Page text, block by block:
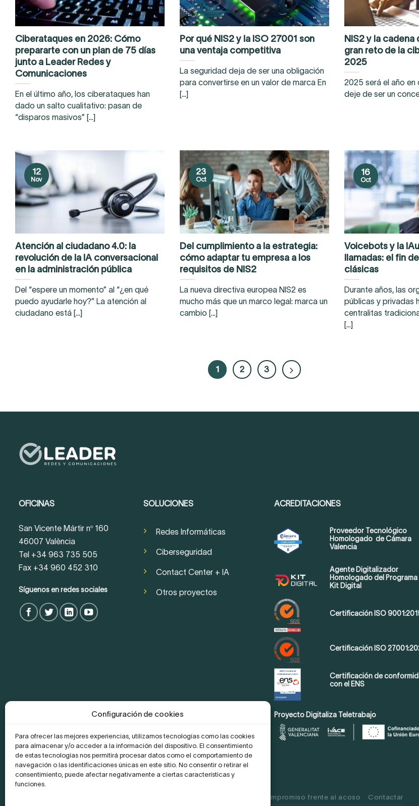
Configuración de cookies
Para ofrecer las mejores experiencias, utilizamos tecnologías como las cookies
para almacenar y/o acceder a la información del dispositivo. El consentimiento
de estas tecnologías nos permitirá procesar datos como el comportamiento de
navegación o las identificaciones únicas en este sitio. No consentir o retirar el
consentimiento, puede afectar negativamente a ciertas características y
funciones.
Ciberataques en 2026: Cómo
prepararte con un plan de 75 días
junto a Leader Redes y
Comunicaciones
En el último año, los ciberataques han
dado un salto cualitativo: pasan de
“disparos masivos” [...]
Por qué NIS2 y la ISO 27001 son
una ventaja competitiva
La seguridad deja de ser una obligación
para convertirse en un valor de marca En
[...]
NIS2 y la cadena
gran reto de la
2025
2025 será el año en
deje de ser un
Atención al ciudadano 4.0: la
revolución de la IA conversacional
en la administración pública
Del “espere un momento” al “¿en qué
puedo ayudarle hoy?” La atención al
ciudadano está [...]
12
Nov
Del cumplimiento a la estrategia:
cómo adaptar tu empresa a los
requisitos de NIS2
La nueva directiva europea NIS2 es
mucho más que un marco legal: marca un
cambio [...]
23
Oct
Voicebots y la
llamadas: el fin
clásicas
Durante años, las
públicas y privadas
centralitas
[...]
16
Oct
1 2 3
OFICINAS
San Vicente Mártir nº 160
46007 València
Tel +34 963 735 505
Fax +34 960 452 310
Síguenos en redes sociales
SOLUCIONES
Redes Informáticas
Ciberseguridad
Contact Center + IA
Otros proyectos
ACREDITACIONES
Proveedor Tecnológico
Homologado de Cámara
Valencia
Agente Digitalizador
Homologado del Programa
Kit Digital
Certificación ISO
Certificación ISO
Certificación de
con el ENS
Proyecto Digitaliza Teletrabajo
Compromiso frente al acoso Contactar